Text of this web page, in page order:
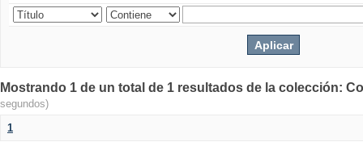
Mostrando 1 de un total de 1 resultados de la colección:
segundos)
1